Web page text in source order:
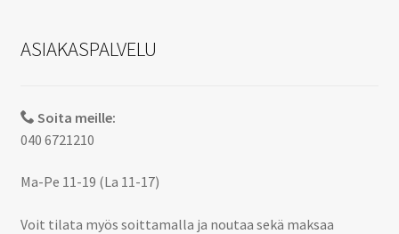
ASIAKASPALVELU
Soita meille:
040 6721210
Ma-Pe 11-19 (La 11-17)
Voit tilata myös soittamalla ja noutaa sekä maksaa